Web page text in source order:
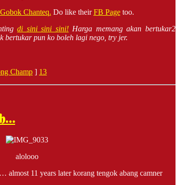
Gobok Chanteq. Do like theirFB Pagetoo.
di sini sini sini! Harga memang akan bertukar2
bertukar pun ko boleh lagi nego, try jer.
Champ ] 13
alolooo
almost 11 years later korang tengok abang camner